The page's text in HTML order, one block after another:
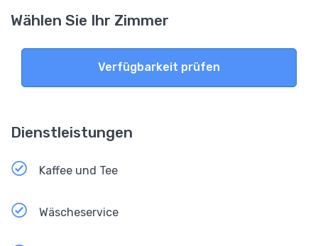
Wählen Sie Ihr Zimmer
Verfügbarkeit prüfen
Dienstleistungen
Kaffee und Tee
Wäscheservice